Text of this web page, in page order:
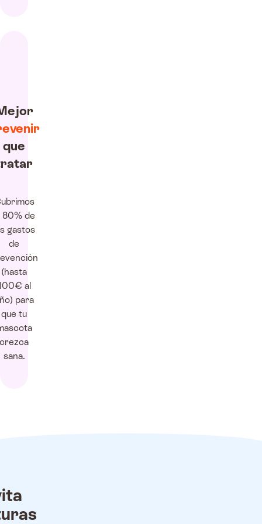
que
80% de
gastos
de
(hasta
al
para
que tu
crezca
sana.